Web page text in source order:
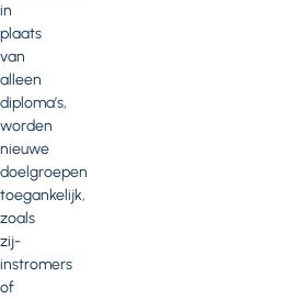
in
plaats
van
alleen
diploma’s,
worden
nieuwe
doelgroepen
toegankelijk,
zoals
zij-
instromers
of